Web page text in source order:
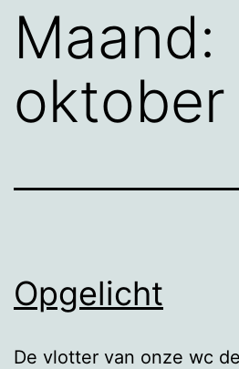
Maand:
oktober
Opgelicht
De vlotter van onze wc